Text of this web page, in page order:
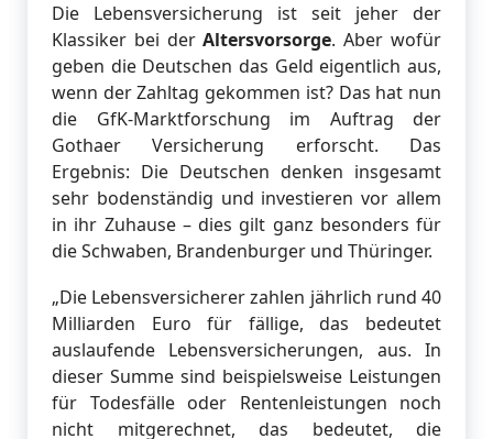
Die Lebensversicherung ist seit jeher der
Klassiker bei derAltersvorsorge. Aber wofür
geben die Deutschen das Geld eigentlich aus,
wenn der Zahltag gekommen ist? Das hat nun
die GfK-Marktforschung im Auftrag der
Gothaer Versicherung erforscht. Das
Ergebnis: Die Deutschen denken insgesamt
sehr bodenständig und investieren vor allem
in ihr Zuhause – dies gilt ganz besonders für
die Schwaben, Brandenburger und Thüringer.
„Die Lebensversicherer zahlen jährlich rund 40
Milliarden Euro für fällige, das bedeutet
auslaufende Lebensversicherungen, aus. In
dieser Summe sind beispielsweise Leistungen
für Todesfälle oder Rentenleistungen noch
nicht mitgerechnet, das bedeutet, die